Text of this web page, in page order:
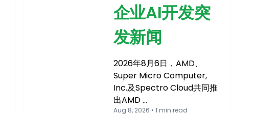
企业AI开发突
发新闻
2026年8月6日，AMD、
Super Micro Computer,
Inc.及Spectro Cloud共同推
出AMD …
Aug 8, 2026 • 1 min read